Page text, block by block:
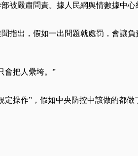
被嚴肅問責。據人民網舆情數據中
指出，假如一出問題就處罚，會讓
會把人纍垮。”
操作”，假如中央防控中該做的都